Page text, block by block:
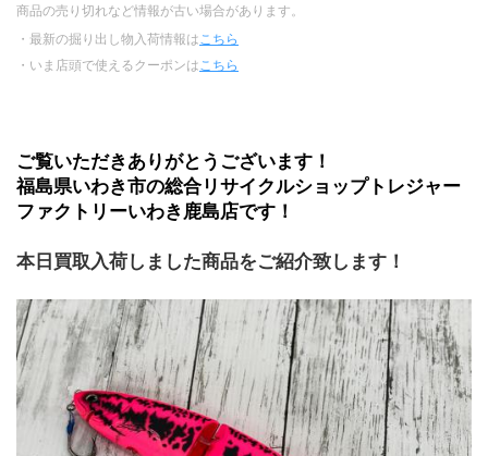
商品の売り切れなど情報が古い場合があります。
・最新の掘り出し物入荷情報は こちら
・いま店頭で使えるクーポンは こちら
ご覧いただきありがとうございます！
福島県いわき市の総合リサイクルショップトレジャー
ファクトリーいわき鹿島店です！
本日買取入荷しました商品をご紹介致します！